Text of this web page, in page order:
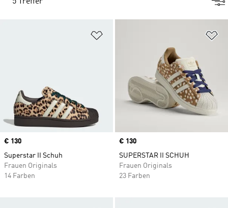
Zur Wunschliste hinzufügen
Price
€ 130
Superstar II Schuh
Frauen Originals
14 Farben
Price
€ 130
SUPERSTAR II SCHUH
Frauen Originals
23 Farben